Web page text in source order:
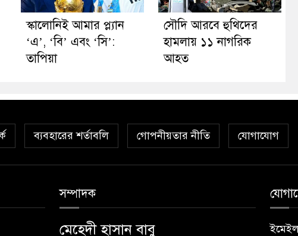
স্কালোনিই আমার প্ল্যান
‘এ’, ‘বি’ এবং ‘সি’:
তাপিয়া
সৌদি আরবে হুথিদের
হামলায় ১১ নাগরিক
আহত
ব্যবহারের শর্তাবলি গোপনীয়তার নীতি যোগাযোগ
সম্পাদক
মেহেদী হাসান বাবু